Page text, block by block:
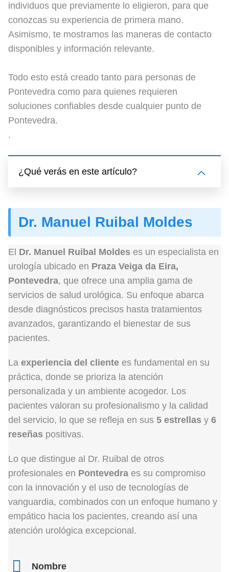
individuos que previamente lo eligieron, para que
conozcas su experiencia de primera mano.
Asimismo, te mostramos las maneras de contacto
disponibles y información relevante.
Todo esto está creado tanto para personas de
Pontevedra como para quienes requieren
soluciones confiables desde cualquier punto de
Pontevedra.
.
¿Qué verás en este artículo?
Dr. Manuel Ruibal Moldes
El Dr. Manuel Ruibal Moldes es un especialista en
urología ubicado en Praza Veiga da Eira,
Pontevedra, que ofrece una amplia gama de
servicios de salud urológica. Su enfoque abarca
desde diagnósticos precisos hasta tratamientos
avanzados, garantizando el bienestar de sus
pacientes.
La experiencia del cliente es fundamental en su
práctica, donde se prioriza la atención
personalizada y un ambiente acogedor. Los
pacientes valoran su profesionalismo y la calidad
del servicio, lo que se refleja en sus 5 estrellas y 6
reseñas positivas.
Lo que distingue al Dr. Ruibal de otros
profesionales en Pontevedra es su compromiso
con la innovación y el uso de tecnologías de
vanguardia, combinados con un enfoque humano y
empático hacia los pacientes, creando así una
atención urológica excepcional.
Nombre